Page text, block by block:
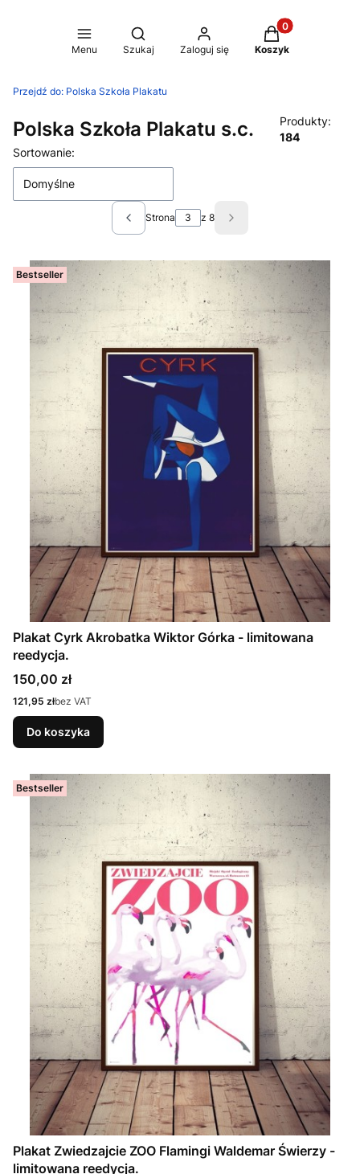
Menu
Otwórz wyszukiwarkę
Szukaj Zaloguj się
Produkty w
Koszyk
Przejdź do: Polska Szkoła Plakatu
Polska Szkoła Plakatu s.c.
Produkty:
184
Lista produktów
Sortowanie:
Domyślne
Poprzednie produkty
Strona z 8 Następne produkty
Bestseller
Plakat Cyrk Akrobatka Wiktor Górka - limitowana
reedycja.
Cena
150,00 zł
Cena
121,95 złbez VAT
Do koszyka
Bestseller
Plakat Zwiedzajcie ZOO Flamingi Waldemar Świerzy -
limitowana reedycja.